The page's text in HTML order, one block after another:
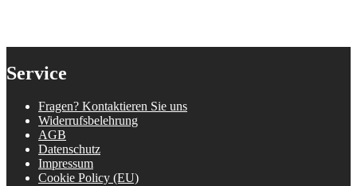
Service
Fragen? Kontaktieren Sie uns
Widerrufsbelehrung
AGB
Datenschutz
Impressum
Cookie Policy (EU)